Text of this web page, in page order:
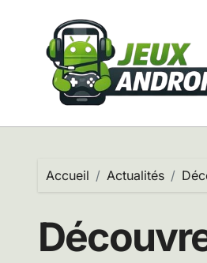
Accueil Actualités